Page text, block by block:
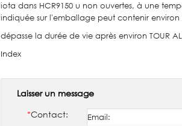
iota dans HCR9150 u non ouvertes, à une
indiquée sur l'emballage peut contenir environ
dépasse la durée de vie après environ TOUR
Index
Laisser un message
*Contact: